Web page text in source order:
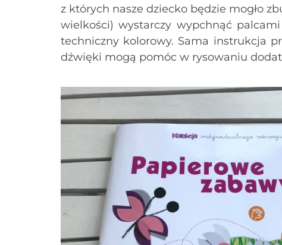
z których nasze dziecko będzie mogło
wielkości) wystarczy wypchnąć
techniczny kolorowy. Sama instrukcja
dźwięki mogą pomóc w rysowaniu